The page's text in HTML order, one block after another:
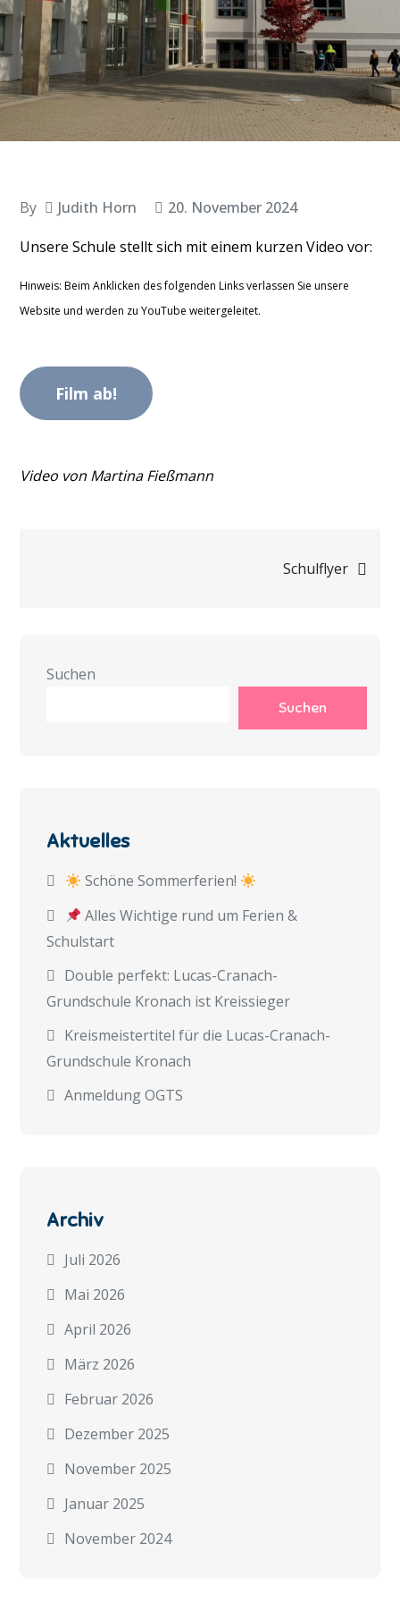
By Judith Horn
20. November 2024
Unsere Schule stellt sich mit einem kurzen Video vor:
Hinweis: Beim Anklicken des folgenden Links verlassen Sie unsere
Website und werden zu YouTube weitergeleitet.
Film ab!
Video von Martina Fießmann
Beitragsnavigation
Schulflyer
Suchen
Suchen
Aktuelles
Schöne Sommerferien!
Alles Wichtige rund um Ferien &
Schulstart
Double perfekt: Lucas-Cranach-
Grundschule Kronach ist Kreissieger
Kreismeistertitel für die Lucas-Cranach-
Grundschule Kronach
Anmeldung OGTS
Archiv
Juli 2026
Mai 2026
April 2026
März 2026
Februar 2026
Dezember 2025
November 2025
Januar 2025
November 2024